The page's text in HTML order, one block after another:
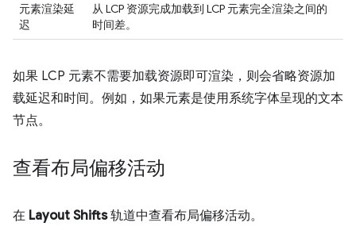
元素渲染延
迟
从 LCP 资源完成加载到 LCP 元素完全渲染之间的
时间差。
如果 LCP 元素不需要加载资源即可渲染，则会省略资源加
载延迟和时间。例如，如果元素是使用系统字体呈现的文本
节点。
查看布局偏移活动
在 Layout Shifts轨道中查看布局偏移活动。